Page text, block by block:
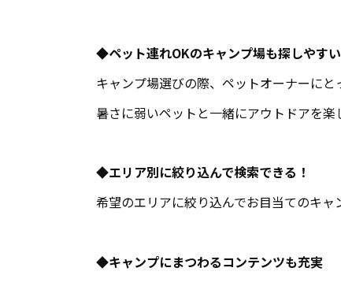
◆ペット連れOKのキャンプ場も探しやすい
キャンプ場選びの際、ペットオーナーにと
暑さに弱いペットと一緒にアウトドアを楽
◆エリア別に絞り込んで検索できる！
希望のエリアに絞り込んでお目当てのキャ
◆キャンプにまつわるコンテンツも充実